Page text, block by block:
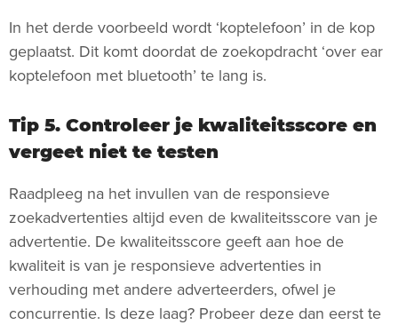
In het derde voorbeeld wordt ‘koptelefoon’ in de kop
geplaatst. Dit komt doordat de zoekopdracht ‘over ear
koptelefoon met bluetooth’ te lang is.
Tip 5. Controleer je kwaliteitsscore en
vergeet niet te testen
Raadpleeg na het invullen van de responsieve
zoekadvertenties altijd even de kwaliteitsscore van je
advertentie. De kwaliteitsscore geeft aan hoe de
kwaliteit is van je responsieve advertenties in
verhouding met andere adverteerders, ofwel je
concurrentie. Is deze laag? Probeer deze dan eerst te